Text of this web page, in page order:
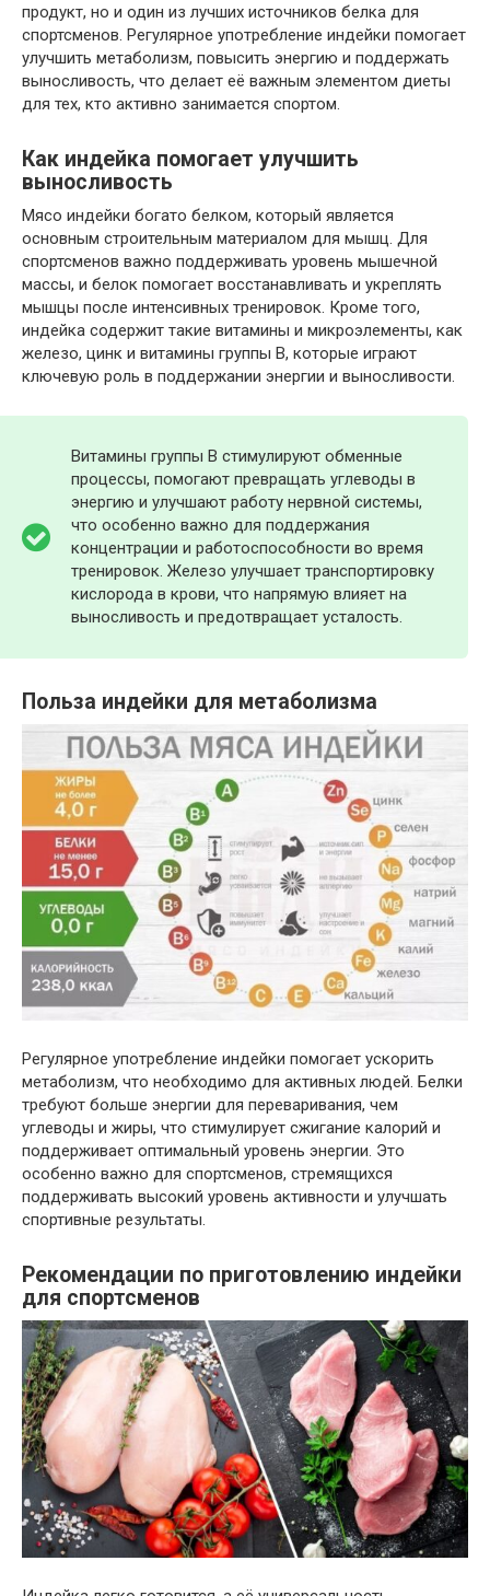
продукт, но и один из лучших источников белка для
спортсменов. Регулярное употребление индейки помогает
улучшить метаболизм, повысить энергию и поддержать
выносливость, что делает её важным элементом диеты
для тех, кто активно занимается спортом.
Как индейка помогает улучшить
выносливость
Мясо индейки богато белком, который является
основным строительным материалом для мышц. Для
спортсменов важно поддерживать уровень мышечной
массы, и белок помогает восстанавливать и укреплять
мышцы после интенсивных тренировок. Кроме того,
индейка содержит такие витамины и микроэлементы, как
железо, цинк и витамины группы B, которые играют
ключевую роль в поддержании энергии и выносливости.
Витамины группы B стимулируют обменные
процессы, помогают превращать углеводы в
энергию и улучшают работу нервной системы,
что особенно важно для поддержания
концентрации и работоспособности во время
тренировок. Железо улучшает транспортировку
кислорода в крови, что напрямую влияет на
выносливость и предотвращает усталость.
Польза индейки для метаболизма
Регулярное употребление индейки помогает ускорить
метаболизм, что необходимо для активных людей. Белки
требуют больше энергии для переваривания, чем
углеводы и жиры, что стимулирует сжигание калорий и
поддерживает оптимальный уровень энергии. Это
особенно важно для спортсменов, стремящихся
поддерживать высокий уровень активности и улучшать
спортивные результаты.
Рекомендации по приготовлению индейки
для спортсменов